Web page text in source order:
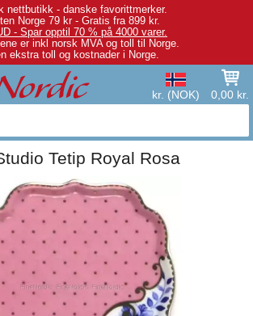
nettbutikk - danske favorittmerker.
Norge 79 kr - Gratis fra 899 kr.
- Spar opptil 70 % på 4000 varer.
er inkl norsk MVA og toll til Norge.
ekstra toll og kostnader i Norge.
kr. (NOK) 0,00 kr.
Tetip Royal Rosa